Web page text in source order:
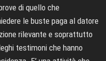
di quello che
le buste paga al datore
rilevante e soprattutto
testimoni che hanno